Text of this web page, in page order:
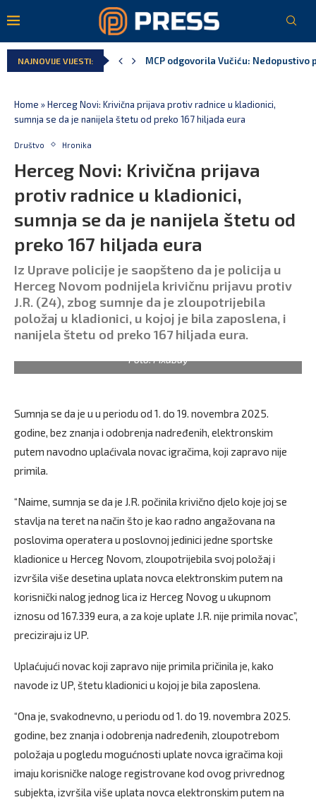
NAJNOVIJE VIJESTI:
MCP odgovorila Vučiću:
Home »Herceg Novi: Krivična prijava protiv radnice u kladionici,
sumnja se da je nanijela štetu od preko 167 hiljada eura
Društvo Hronika
Herceg Novi: Krivična prijava
protiv radnice u kladionici,
sumnja se da je nanijela štetu od
preko 167 hiljada eura
Iz Uprave policije je saopšteno da je policija u
Herceg Novom podnijela krivičnu prijavu protiv
J.R. (24), zbog sumnje da je zloupotrijebila
položaj u kladionici, u kojoj je bila zaposlena, i
nanijela štetu od preko 167 hiljada eura.
Foto: Pixabay
Sumnja se da je u u periodu od 1. do 19. novembra 2025.
godine, bez znanja i odobrenja nadređenih, elektronskim
putem navodno uplaćivala novac igračima, koji zapravo nije
primila.
“Naime, sumnja se da je J.R. počinila krivično djelo koje joj se
stavlja na teret na način što je kao radno angažovana na
poslovima operatera u poslovnoj jedinici jedne sportske
kladionice u Herceg Novom, zloupotrijebila svoj položaj i
izvršila više desetina uplata novca elektronskim putem na
korisnički nalog jednog lica iz Herceg Novog u ukupnom
iznosu od 167.339 eura, a za koje uplate J.R. nije primila novac”,
preciziraju iz UP.
Uplaćujući novac koji zapravo nije primila pričinila je, kako
navode iz UP, štetu kladionici u kojoj je bila zaposlena.
“Ona je, svakodnevno, u periodu od 1. do 19. novembra 2025.
godine, bez znanja i odobrenja nadređenih, zloupotrebom
položaja u pogledu mogućnosti uplate novca igračima koji
imaju korisničke naloge registrovane kod ovog privrednog
subjekta, izvršila više uplata novca elektronskim putem na